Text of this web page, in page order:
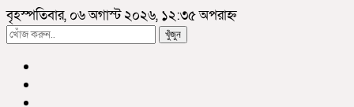
বৃহস্পতিবার, ০৬ অগাস্ট ২০২৬, ১২:৩৫ অপরাহ্ন
খুঁজুন